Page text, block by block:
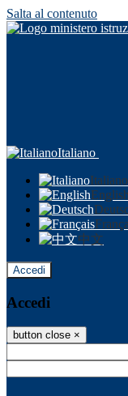
Salta al contenuto
Italiano
Italiano
English
中文
Accedi
Accedi
button close ×